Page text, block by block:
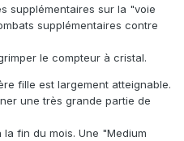
supplémentaires sur la "voie
supplémentaires contre
le compteur à cristal.
fille est largement atteignable.
une très grande partie de
fin du mois. Une "Medium